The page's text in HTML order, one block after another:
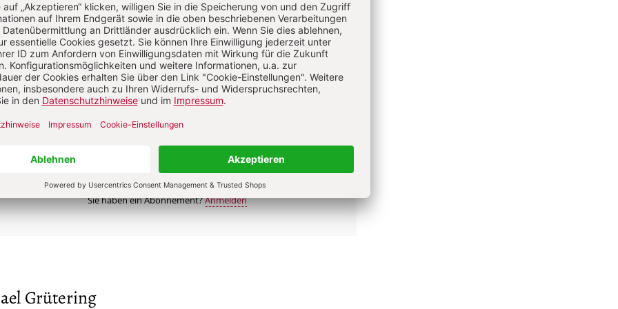
danach87,00 € für 6 Ausgaben pro Halbjahr +
Digitalzugang
inkl. MwSt., zzgl. 7,20 € Versand (D)
Im Abo Im Digital-Abo
Abo testen
Sie haben ein Abonnement?Anmelden
Grütering